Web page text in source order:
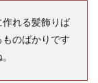
れる髪飾りば
のばかりです